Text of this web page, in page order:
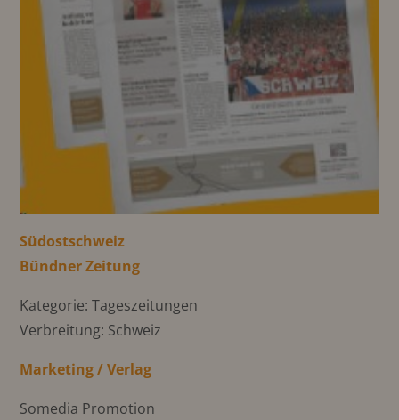
Südostschweiz
Bündner Zeitung
Kategorie: Tageszeitungen
Verbreitung: Schweiz
Marketing / Verlag
Somedia Promotion